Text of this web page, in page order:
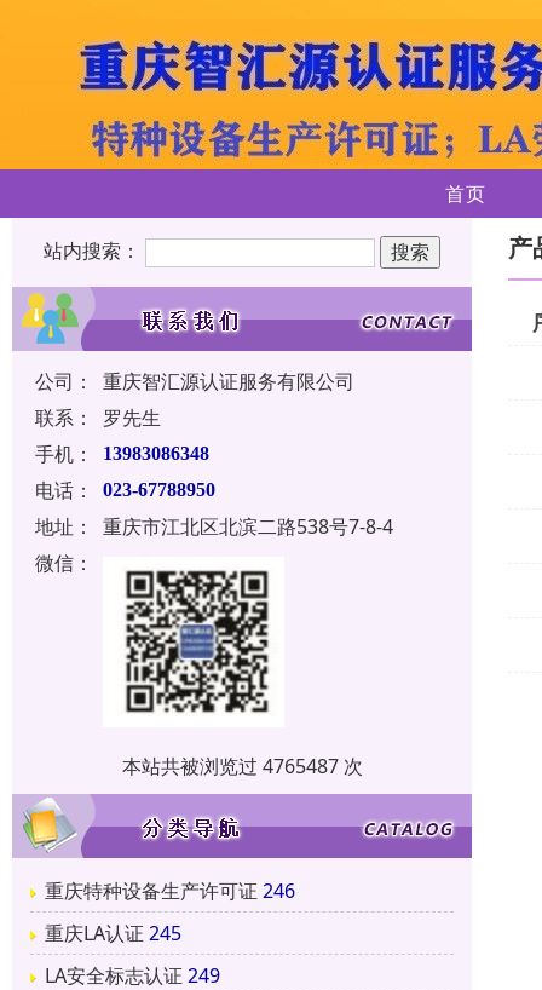
首页
站内搜索：
公司：
重庆智汇源认证服务有限公司
联系：
罗先生
手机：
13983086348
电话： 023-67788950
地址：
重庆市江北区北滨二路538号7-8-4
微信：
本站共被浏览过 4765487 次
重庆特种设备生产许可证 246
重庆LA认证 245
LA安全标志认证 249
产